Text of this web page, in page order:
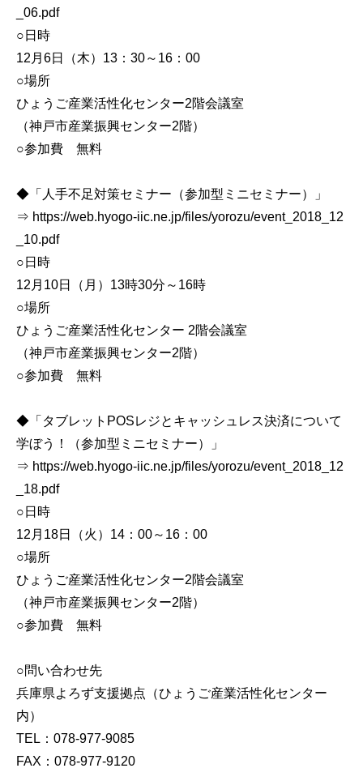
_06.pdf
○日時
12月6日（木）13：30～16：00
○場所
ひょうご産業活性化センター2階会議室
（神戸市産業振興センター2階）
○参加費 無料
◆「人手不足対策セミナー（参加型ミニセミナー）」
⇒ https://web.hyogo-iic.ne.jp/files/yorozu/event_2018_12
_10.pdf
○日時
12月10日（月）13時30分～16時
○場所
ひょうご産業活性化センター 2階会議室
（神戸市産業振興センター2階）
○参加費 無料
◆「タブレットPOSレジとキャッシュレス決済について
学ぼう！（参加型ミニセミナー）」
⇒ https://web.hyogo-iic.ne.jp/files/yorozu/event_2018_12
_18.pdf
○日時
12月18日（火）14：00～16：00
○場所
ひょうご産業活性化センター2階会議室
（神戸市産業振興センター2階）
○参加費 無料
○問い合わせ先
兵庫県よろず支援拠点（ひょうご産業活性化センター
内）
TEL：078-977-9085
FAX：078-977-9120